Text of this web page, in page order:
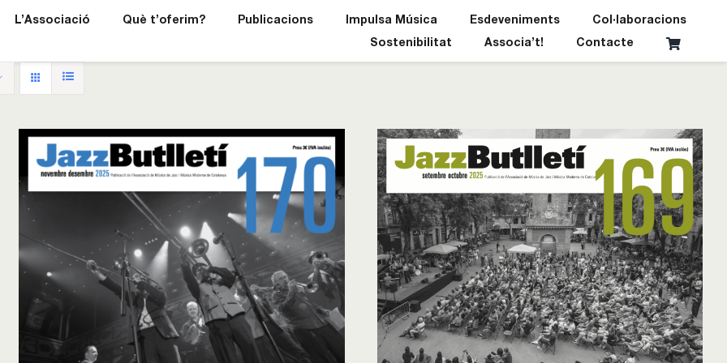
L’Associació Què t’oferim? Publicacions Impulsa Música Esdeveniments
Col·laboracions
Sostenibilitat
Associa’t! Contacte